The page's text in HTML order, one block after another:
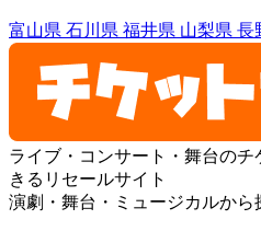
富山県 石川県 福井県 山梨県 長
ライブ・コンサート・舞台の
きるリセールサイト
演劇・舞台・ミュージカルから